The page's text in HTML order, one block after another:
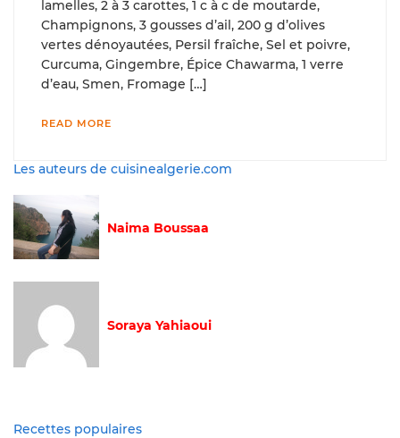
lamelles, 2 à 3 carottes, 1 c à c de moutarde,
Champignons, 3 gousses d’ail, 200 g d’olives
vertes dénoyautées, Persil fraîche, Sel et poivre,
Curcuma, Gingembre, Épice Chawarma, 1 verre
d’eau, Smen, Fromage […]
READ MORE
Les auteurs de cuisinealgerie.com
Naima Boussaa
Soraya Yahiaoui
Recettes populaires